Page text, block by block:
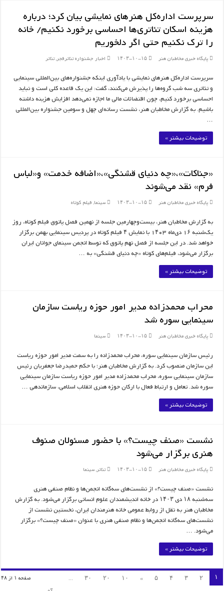
سرپرست اداره‌کل هنرهای نمایشی بیان کرد؛ درباره
هزینه اسکان تئاتری‌ها احساسی برخورد نکنیم/ خانه
را ترک نکنیم حتی اگر دلخوریم
پایگاه خبری مخاطبان هنر ۱۴۰۳-۱۰-۱۵ اخبار جشنواره تئاترفجر,تئاتر
سرپرست اداره‌کل هنرهای نمایشی با یادآوری اینکه جشنواره‌های بین‌المللی سینمایی
و تئاتری سه شب گروه‌ها را پذیرش می‌کنند، گفت: این یک قاعده کلی است و نباید
احساسی برخورد کنیم، چون اقتضائات مالی ما اجازه نمی‌دهد افزایش هزینه داشته
باشیم. به گزارش مخاطبان هنر، نشست رسانه‌ای چهل و سومین جشنواره بین‌المللی
…
توضیحات بیشتر »
«جناکات»،«چه دنیای قشنگی»،«اضافه خدمت» و«لباس
فرم» نقد می‌شوند
پایگاه خبری مخاطبان هنر ۱۴۰۳-۱۰-۱۵ سینما,فیلم کوتاه
به‌‌ گزارش مخاطبان هنر، بیست‌وچهارمین جلسه از نهمین فصل پاتوق فیلم کوتاه، روز
یک‌شنبه ١۶ دی‌ماه ١۴٠٣ با نمایش ۴ فیلم کوتاه در پردیس سینمایی بهمن برگزار
خواهد شد. در این جلسه از فصل نهم پاتوق که توسط انجمن سینمای جوانان ایران
برگزار می‌شود، فیلم‌های‌ کوتاه «چه دنیای قشنگی» به …
توضیحات بیشتر »
محراب محمدزاده مدیر امور حوزه ریاست سازمان
سینمایی سوره شد
پایگاه خبری مخاطبان هنر ۱۴۰۳-۱۰-۱۵ سینما
رئیس سازمان سینمایی سوره، محراب محمدزاده را به سمت مدیر امور حوزه ریاست
این سازمان منصوب کرد. به گزارش مخاطبان هنر؛ با حکم حمیدرضا جعفریان رئیس
سازمان سینمایی سوره، محراب محمدزاده مدیر امور حوزه ریاست سازمان سینمایی
سوره شد. تعامل و ارتباط فعال با ارکان حوزه هنری انقلاب اسلامی، سازماندهی …
توضیحات بیشتر »
نشست «صنف چیست؟» با حضور مسئولان صنوف
هنری برگزار می‌شود
پایگاه خبری مخاطبان هنر ۱۴۰۳-۱۰-۱۵ تئاتر,سینما
نشست «صنف چیست؟» از نشست‌های سه‌گانه انجمن‌ها و نظام‌ صنفی هنری
سه‌شنبه ۱۸ دی ۱۴۰۳ در خانه اندیشمندان علوم انسانی برگزار می‌شود. به گزارش
مخاطبان هنر به نقل از روابط عمومی خانه هنرمندان ایران، نخستین نشست از
نشست‌های سه‌گانه انجمن‌ها و نظام صنفی هنری با عنوان «صنف چیست؟» برگزار
می‌شود. …
توضیحات بیشتر »
صفحه ۱ از ۴۸ ۱ ۲ ۳ ۴ ۵ » ۱۰ ۲۰ ۳۰
...